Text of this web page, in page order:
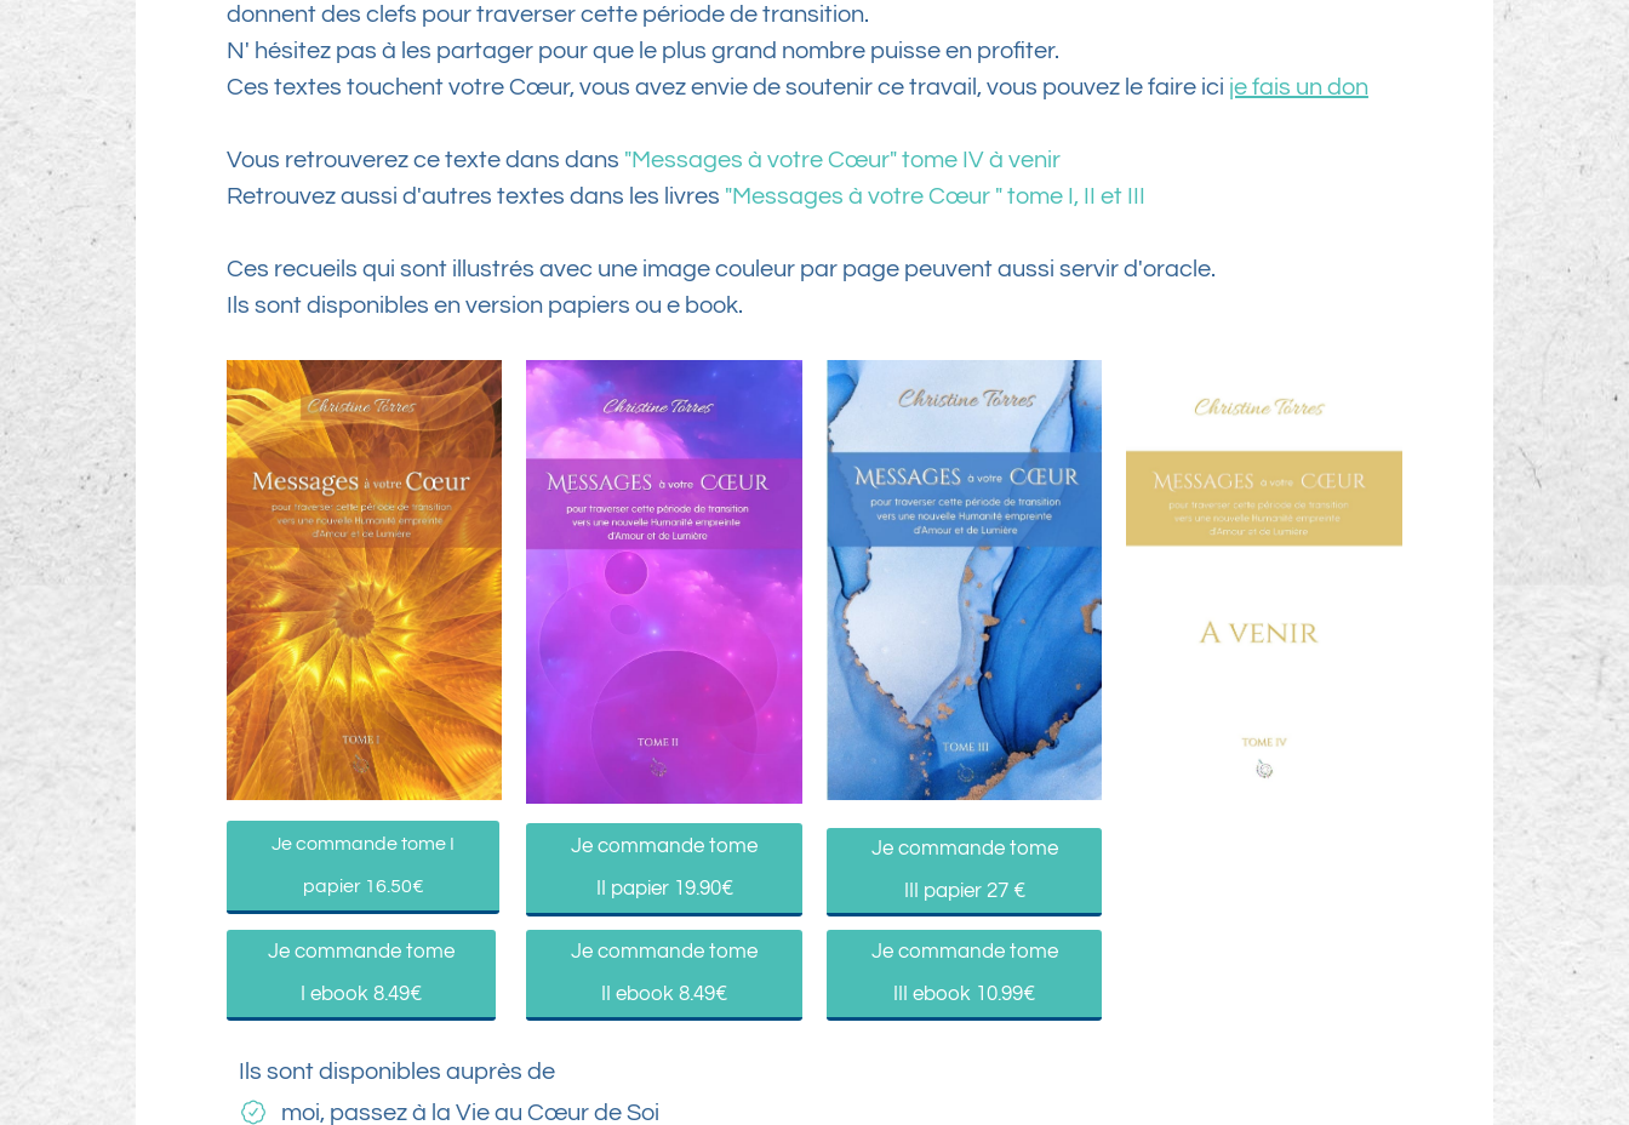
donnent des clefs pour traverser cette période de transition.
N' hésitez pas à les partager pour que le plus grand nombre puisse en profiter.
Ces textes touchent votre Cœur, vous avez envie de soutenir ce travail, vous pouvez le faire ici je fais un don
Vous retrouverez ce texte dans dans "Messages à votre Cœur" tome IV à venir
Retrouvez aussi d'autres textes dans les livres "Messages à votre Cœur " tome I, II et III
Ces recueils qui sont illustrés avec une image couleur par page peuvent aussi servir d'oracle.
Ils sont disponibles en version papiers ou e book.
Je commande tome I
papier 16.50€
Je commande tome
II papier 19.90€
Je commande tome
III papier 27 €
Je commande tome
I ebook 8.49€
Je commande tome
II ebook 8.49€
Je commande tome
III ebook 10.99€
Ils sont disponibles auprès de
moi, passez à la Vie au Cœur de Soi